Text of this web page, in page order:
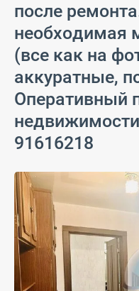
после
необходимая
(все как на
аккуратные,
Оперативный
91616218